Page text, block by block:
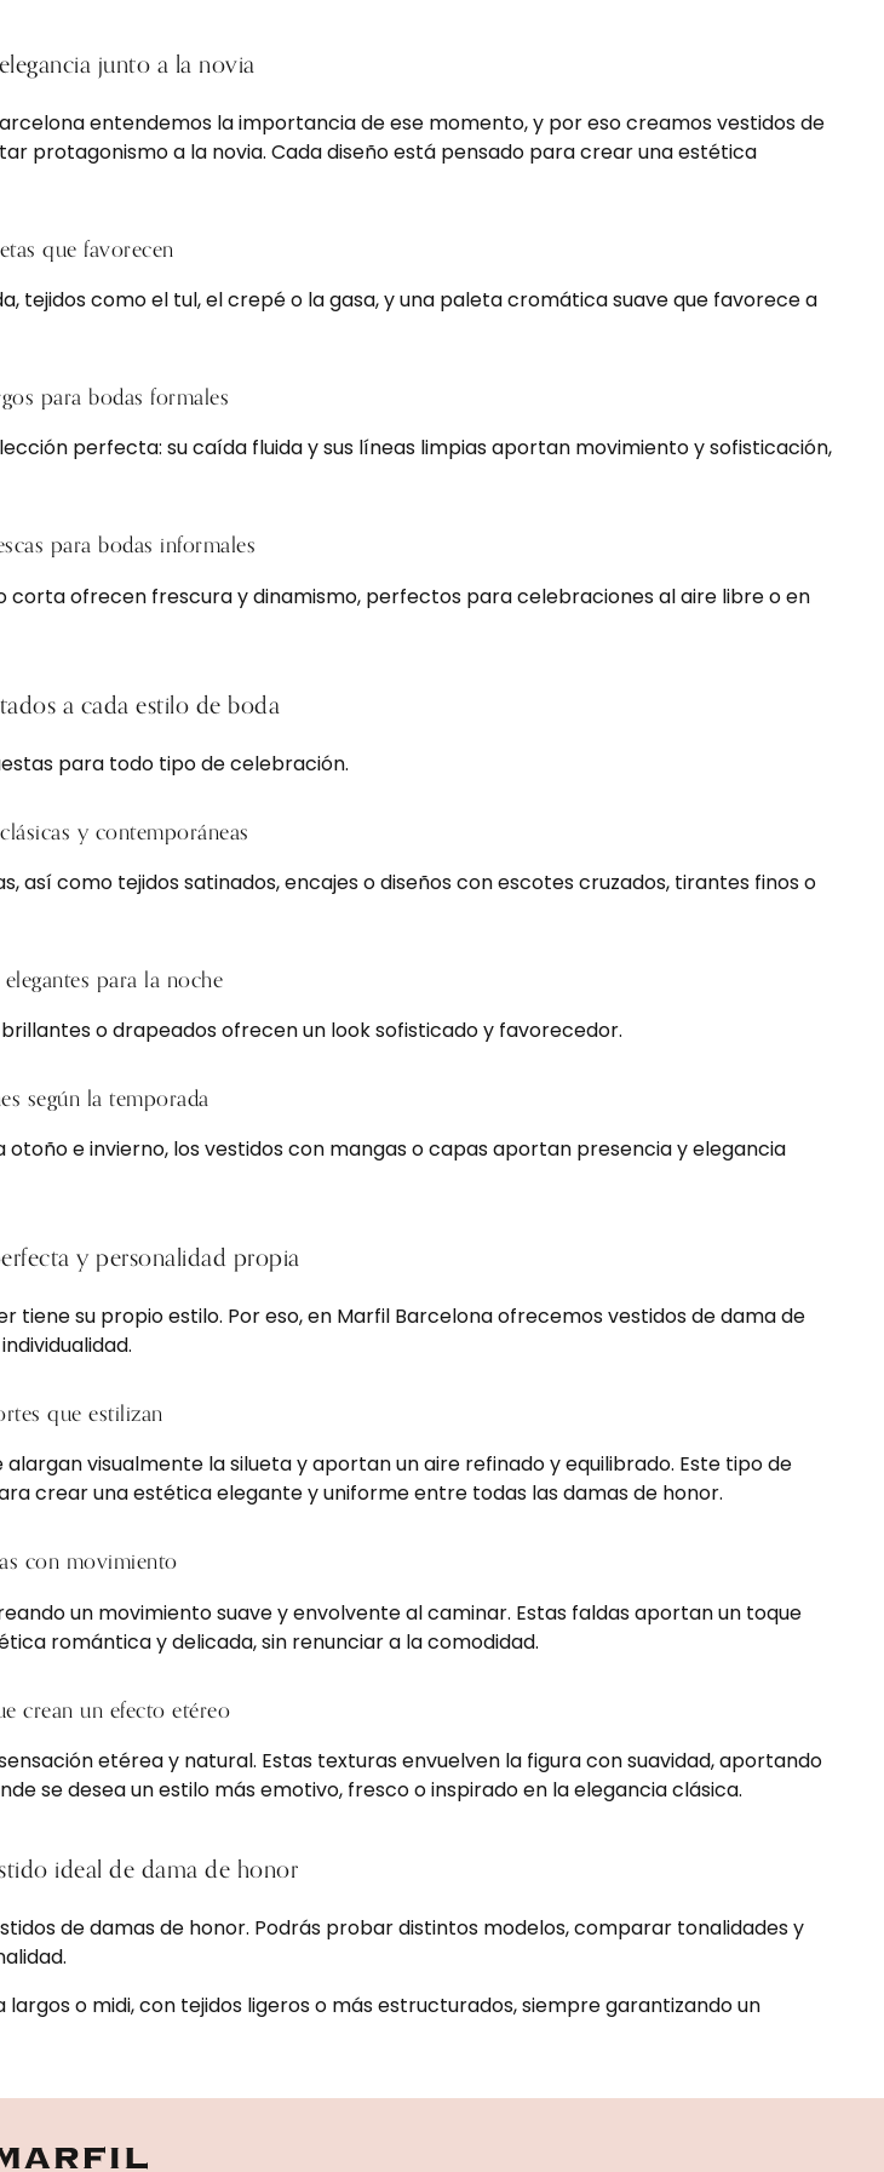
junto a la novia
entendemos la importancia de ese momento, y por eso creamos vestidos de
protagonismo a la novia. Cada diseño está pensado para crear una estética
que favorecen
tejidos como el tul, el crepé o la gasa, y una paleta cromática suave que favorece a
para bodas formales
perfecta: su caída fluida y sus líneas limpias aportan movimiento y sofisticación,
para bodas informales
corta ofrecen frescura y dinamismo, perfectos para celebraciones al aire libre o en
a cada estilo de boda
para todo tipo de celebración.
y contemporáneas
como tejidos satinados, encajes o diseños con escotes cruzados, tirantes finos o
para la noche
o drapeados ofrecen un look sofisticado y favorecedor.
según la temporada
otoño e invierno, los vestidos con mangas o capas aportan presencia y elegancia
y personalidad propia
su propio estilo. Por eso, en Marfil Barcelona ofrecemos vestidos de dama de
que estilizan
visualmente la silueta y aportan un aire refinado y equilibrado. Este tipo de
crear una estética elegante y uniforme entre todas las damas de honor.
con movimiento
un movimiento suave y envolvente al caminar. Estas faldas aportan un toque
romántica y delicada, sin renunciar a la comodidad.
crean un efecto etéreo
etérea y natural. Estas texturas envuelven la figura con suavidad, aportando
se desea un estilo más emotivo, fresco o inspirado en la elegancia clásica.
ideal de dama de honor
de damas de honor. Podrás probar distintos modelos, comparar tonalidades y
o midi, con tejidos ligeros o más estructurados, siempre garantizando un